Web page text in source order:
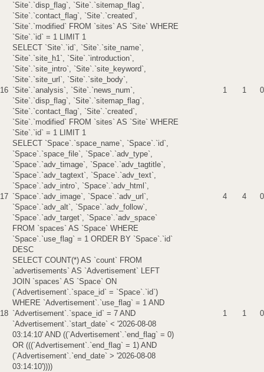
`Site`.`disp_flag`, `Site`.`sitemap_flag`,
`Site`.`contact_flag`, `Site`.`created`,
`Site`.`modified` FROM `sites` AS `Site` WHERE
`Site`.`id` = 1 LIMIT 1
16
SELECT `Site`.`id`, `Site`.`site_name`,
`Site`.`site_h1`, `Site`.`introduction`,
`Site`.`site_intro`, `Site`.`site_keyword`,
`Site`.`site_url`, `Site`.`site_body`,
`Site`.`analysis`, `Site`.`news_num`,
`Site`.`disp_flag`, `Site`.`sitemap_flag`,
`Site`.`contact_flag`, `Site`.`created`,
`Site`.`modified` FROM `sites` AS `Site` WHERE
`Site`.`id` = 1 LIMIT 1
1 1 0
17
SELECT `Space`.`space_name`, `Space`.`id`,
`Space`.`space_file`, `Space`.`adv_type`,
`Space`.`adv_timage`, `Space`.`adv_tagtitle`,
`Space`.`adv_tagtext`, `Space`.`adv_text`,
`Space`.`adv_intro`, `Space`.`adv_html`,
`Space`.`adv_image`, `Space`.`adv_url`,
`Space`.`adv_alt`, `Space`.`adv_follow`,
`Space`.`adv_target`, `Space`.`adv_space`
FROM `spaces` AS `Space` WHERE
`Space`.`use_flag` = 1 ORDER BY `Space`.`id`
DESC
4 4 0
18
SELECT COUNT(*) AS `count` FROM
`advertisements` AS `Advertisement` LEFT
JOIN `spaces` AS `Space` ON
(`Advertisement`.`space_id` = `Space`.`id`)
WHERE `Advertisement`.`use_flag` = 1 AND
`Advertisement`.`space_id` = 7 AND
`Advertisement`.`start_date` < '2026-08-08
03:14:10' AND ((`Advertisement`.`end_flag` = 0)
OR (((`Advertisement`.`end_flag` = 1) AND
(`Advertisement`.`end_date` > '2026-08-08
03:14:10'))))
1 1 0